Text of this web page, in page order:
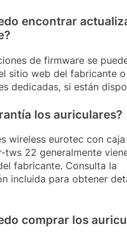
encontrar
de firmware se
sitio web del fabricante
dedicadas, si están
los auriculares?
wireless eurotec con caja
tws 22 generalmente
fabricante. Consulta la
incluida para obtener
comprar los